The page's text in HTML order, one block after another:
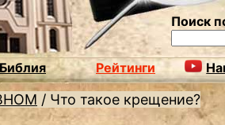
Поиск
Библия Рейтинги
/ Что такое крещение?